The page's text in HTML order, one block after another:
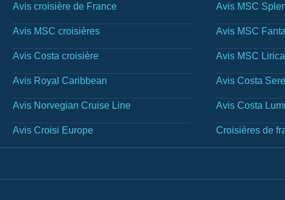
Avis croisière de France
Avis MSC croisières
Avis Costa croisière
Avis Royal Caribbean
Avis Norvegian Cruise Line
Avis Croisi Europe
Avis MSC
Avis MSC
Avis MSC Lirica
Avis Costa
Avis Costa
Croisières de